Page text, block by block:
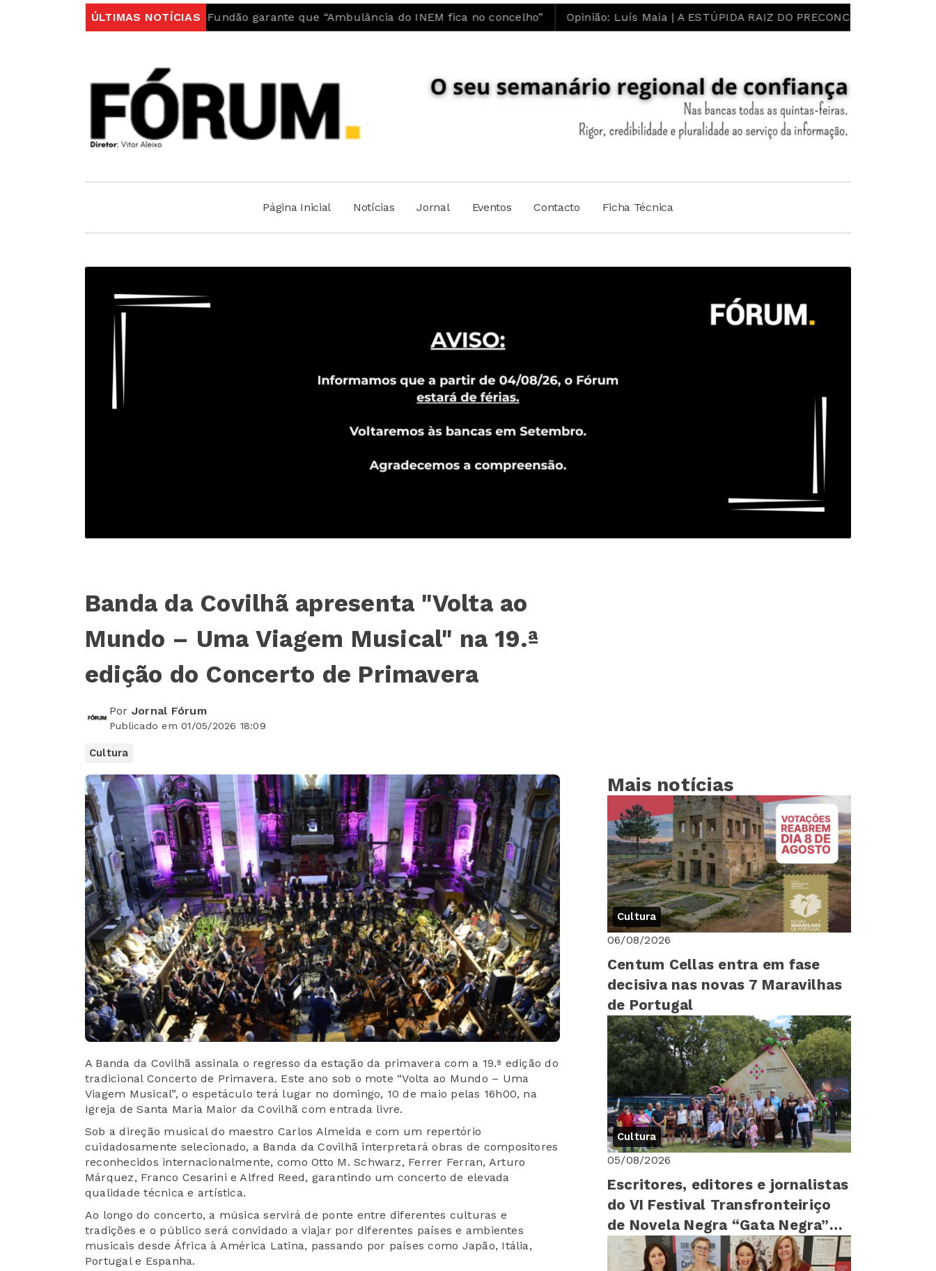
ÚLTIMAS NOTÍCIAS
Autarquia do Fundão garante que “Ambulância do INEM fica no concelho” Opinião: Luís Maia | A ESTÚPIDA RAIZ DO PRECONCEITO E DO ESTEREÓTIPO!
Página Inicial Notícias Jornal Eventos Contacto Ficha Técnica
Banda da Covilhã apresenta "Volta ao
Mundo – Uma Viagem Musical" na 19.ª
edição do Concerto de Primavera
Por Jornal Fórum
Publicado em 01/05/2026 18:09
Cultura
A Banda da Covilhã assinala o regresso da estação da primavera com a 19.ª edição do
tradicional Concerto de Primavera. Este ano sob o mote “Volta ao Mundo – Uma
Viagem Musical”, o espetáculo terá lugar no domingo, 10 de maio pelas 16h00, na
Igreja de Santa Maria Maior da Covilhã com entrada livre.
Sob a direção musical do maestro Carlos Almeida e com um repertório
cuidadosamente selecionado, a Banda da Covilhã interpretará obras de compositores
reconhecidos internacionalmente, como Otto M. Schwarz, Ferrer Ferran, Arturo
Márquez, Franco Cesarini e Alfred Reed, garantindo um concerto de elevada
qualidade técnica e artística.
Ao longo do concerto, a música servirá de ponte entre diferentes culturas e
tradições e o público será convidado a viajar por diferentes países e ambientes
musicais desde África à América Latina, passando por países como Japão, Itália,
Portugal e Espanha.
Mais notícias
Cultura
06/08/2026
Centum Cellas entra em fase
decisiva nas novas 7 Maravilhas
de Portugal
Cultura
05/08/2026
Escritores, editores e jornalistas
do VI Festival Transfronteiriço
de Novela Negra “Gata Negra”
visitam Idanha-a-Nova